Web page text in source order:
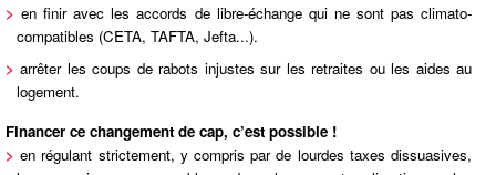
> en finir avec les accords de libre-échange qui ne sont pas climato-
compatibles (CETA, TAFTA, Jefta...).
> arrêter les coups de rabots injustes sur les retraites ou les aides au
logement.
Financer ce changement de cap, c’est possible !
> en régulant strictement, y compris par de lourdes taxes dissuasives,